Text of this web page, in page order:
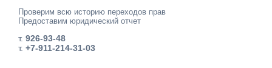
Проверим всю историю переходов прав
Предоставим юридический отчет
т. 926-93-48
т. +7-911-214-31-03